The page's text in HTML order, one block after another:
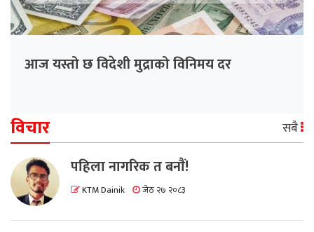
आज यस्तो छ विदेशी मुद्राको विनिमय दर
विचार सबै
पहिला नागरिक त बनाैं!
KTM Dainik जेठ २७ २०८३